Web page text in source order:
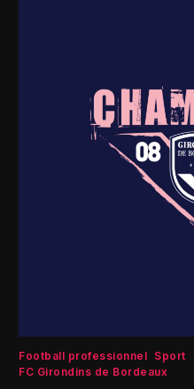
Football professionnel Sport
FC Girondins de Bordeaux